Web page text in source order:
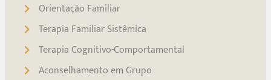
Orientação Familiar
Terapia Familiar Sistêmica
Terapia Cognitivo-Comportamental
Aconselhamento em Grupo